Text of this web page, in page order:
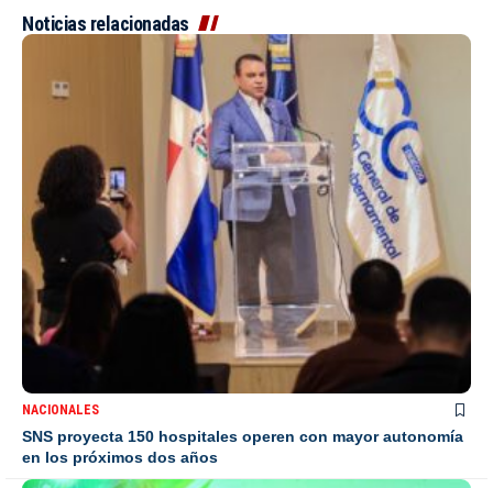
Noticias relacionadas
NACIONALES
SNS proyecta 150 hospitales operen con mayor autonomía
en los próximos dos años